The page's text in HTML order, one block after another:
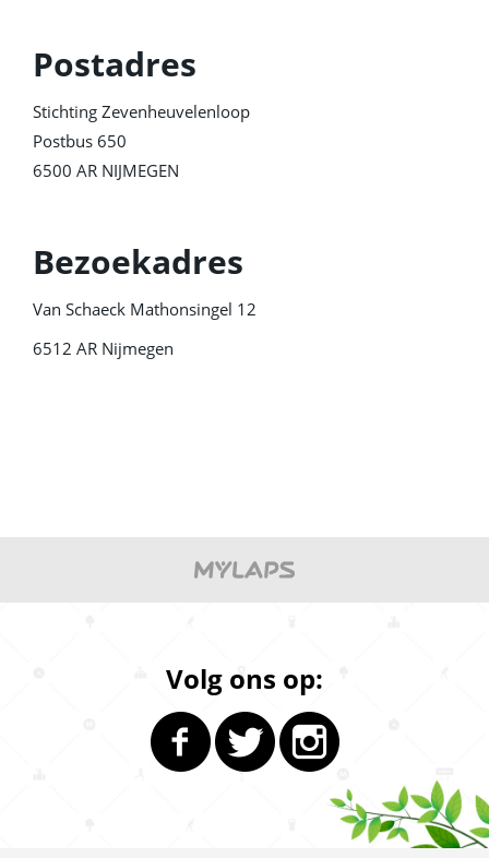
Postadres
Stichting Zevenheuvelenloop
Postbus 650
6500 AR NIJMEGEN
Bezoekadres
Van Schaeck Mathonsingel 12
6512 AR Nijmegen
Volg ons op: